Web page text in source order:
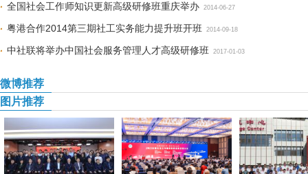
全国社会工作师知识更新高级研修班重庆举办 2014-06-27
粤港合作2014第三期社工实务能力提升班开班 2014-09-18
中社联将举办中国社会服务管理人才高级研修班 2017-01-03
微博推荐
图片推荐